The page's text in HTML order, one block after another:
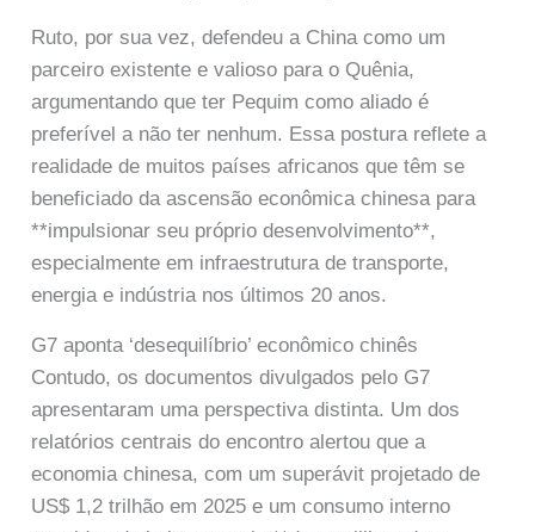
Ruto, por sua vez, defendeu a China como um
parceiro existente e valioso para o Quênia,
argumentando que ter Pequim como aliado é
preferível a não ter nenhum. Essa postura reflete a
realidade de muitos países africanos que têm se
beneficiado da ascensão econômica chinesa para
**impulsionar seu próprio desenvolvimento**,
especialmente em infraestrutura de transporte,
energia e indústria nos últimos 20 anos.
G7 aponta ‘desequilíbrio’ econômico chinês
Contudo, os documentos divulgados pelo G7
apresentaram uma perspectiva distinta. Um dos
relatórios centrais do encontro alertou que a
economia chinesa, com um superávit projetado de
US$ 1,2 trilhão em 2025 e um consumo interno